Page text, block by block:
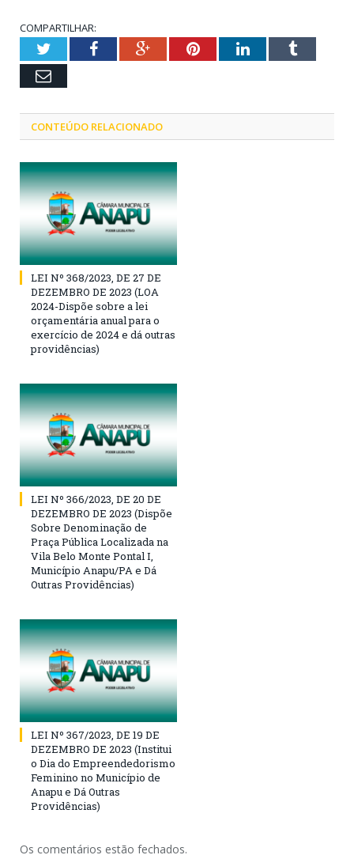
COMPARTILHAR:
TwitterFacebookGoogle+PinterestLinkedInTumblr
Email
CONTEÚDO RELACIONADO
LEI Nº 368/2023, DE 27 DE
DEZEMBRO DE 2023 (LOA
2024-Dispõe sobre a lei
orçamentária anual para o
exercício de 2024 e dá outras
providências)
LEI Nº 366/2023, DE 20 DE
DEZEMBRO DE 2023 (Dispõe
Sobre Denominação de
Praça Pública Localizada na
Vila Belo Monte Pontal I,
Município Anapu/PA e Dá
Outras Providências)
LEI Nº 367/2023, DE 19 DE
DEZEMBRO DE 2023 (Institui
o Dia do Empreendedorismo
Feminino no Município de
Anapu e Dá Outras
Providências)
Os comentários estão fechados.